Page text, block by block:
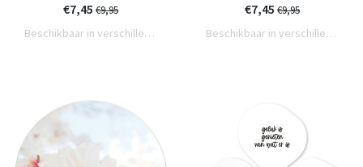
zon
€7,45 €9,95
Beschikbaar in verschillende varianten
€7,45 €9,95
Beschikbaar in verschillende varianten